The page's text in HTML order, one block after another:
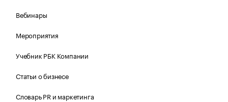
Вебинары
Мероприятия
Учебник РБК Компании
Статьи о бизнесе
Словарь PR и маркетинга